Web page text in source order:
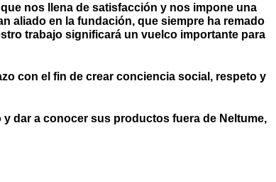
nos llena de satisfacción y nos impone una
aliado en la fundación, que siempre ha remado
trabajo significará un vuelco importante para
con el fin de crear conciencia social, respeto y
dar a conocer sus productos fuera de Neltume,